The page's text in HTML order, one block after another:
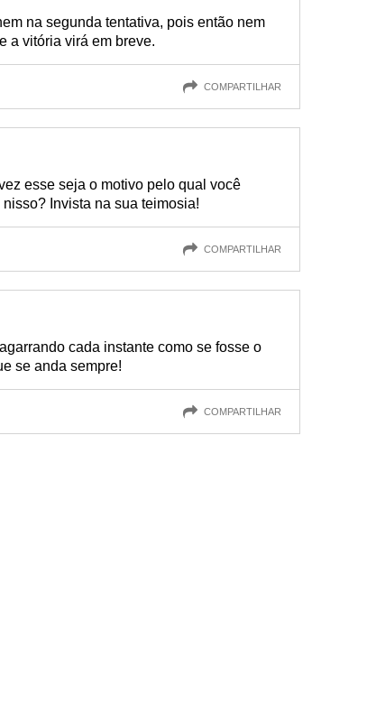
na segunda tentativa, pois então nem
a vitória virá em breve.
COMPARTILHAR
esse seja o motivo pelo qual você
Invista na sua teimosia!
COMPARTILHAR
cada instante como se fosse o
se anda sempre!
COMPARTILHAR